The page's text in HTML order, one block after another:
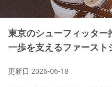
東京のシューフィッタ
一歩を支えるファースト
更新日 2026-06-18